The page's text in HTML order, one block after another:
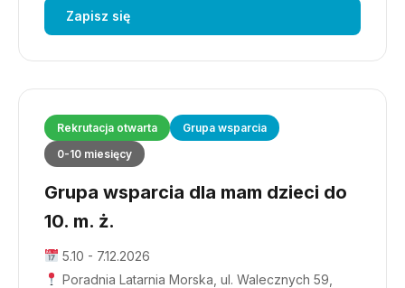
Zapisz się
Rekrutacja otwarta
Grupa wsparcia
0-10 miesięcy
Grupa wsparcia dla mam dzieci do
10. m. ż.
5.10 - 7.12.2026
Poradnia Latarnia Morska, ul. Walecznych 59,